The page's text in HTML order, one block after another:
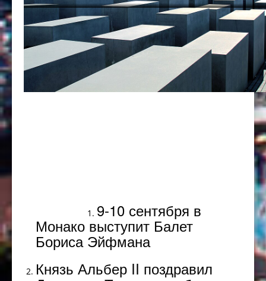
9-10 сентября в
Монако выступит Балет
Бориса Эйфмана
Князь Альбер II поздравил